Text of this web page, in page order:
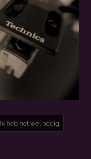
heb het wel nodig.